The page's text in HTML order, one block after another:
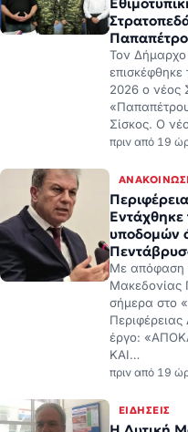
Τον
2026 ο νέος
Σίσκος. Ο
πριν από 19
Εντάχθηκε
υποδομών
Με απόφαση
Μακεδονίας
σήμερα στο
έργο:
ΚΑΙ…
πριν από 19
ΕΙΔΉΣΕΙΣ